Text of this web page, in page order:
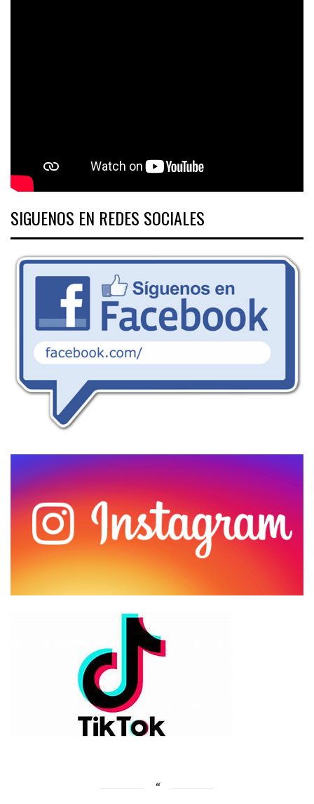
SIGUENOS EN REDES SOCIALES